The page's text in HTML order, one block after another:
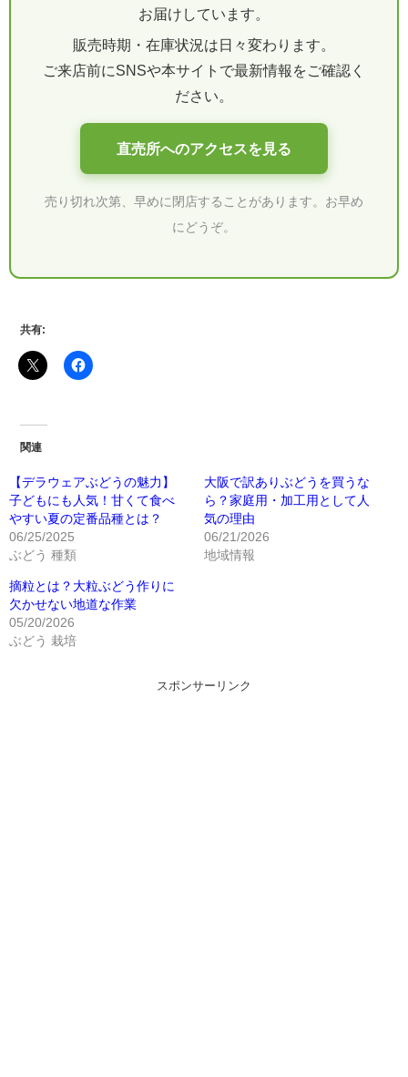
お届けしています。
販売時期・在庫状況は日々変わります。
ご来店前にSNSや本サイトで最新情報をご確認く
ださい。
直売所へのアクセスを見る
売り切れ次第、早めに閉店することがあります。お早め
にどうぞ。
共有:
関連
【デラウェアぶどうの魅力】
子どもにも人気！甘くて食べ
やすい夏の定番品種とは？
06/25/2025
ぶどう 種類
大阪で訳ありぶどうを買うな
ら？家庭用・加工用として人
気の理由
06/21/2026
地域情報
摘粒とは？大粒ぶどう作りに
欠かせない地道な作業
05/20/2026
ぶどう 栽培
スポンサーリンク